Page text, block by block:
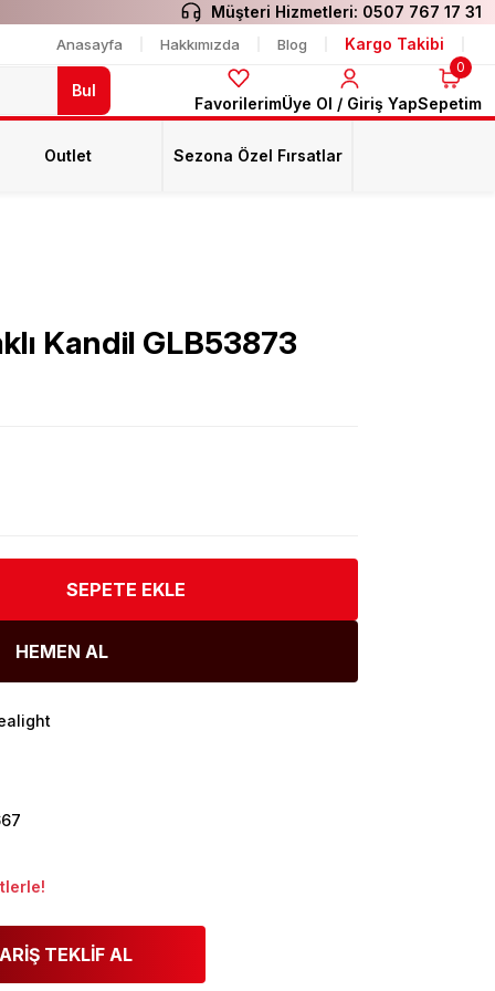
Müşteri Hizmetleri: 0507 767 17 31
Anasayfa Hakkımızda Blog Kargo Takibi
Bul
FavorilerimÜye Ol / Giriş Yap
0
Sepetim
Outlet Sezona Özel Fırsatlar
Kandil GLB53873
SEPETE EKLE
HEMEN AL
TEKLİF AL